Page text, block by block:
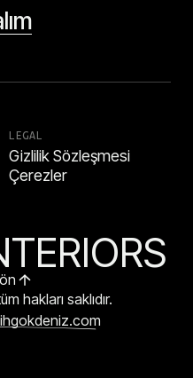
LEGAL
Gizlilik Sözleşmesi
Çerezler
hakları saklıdır.